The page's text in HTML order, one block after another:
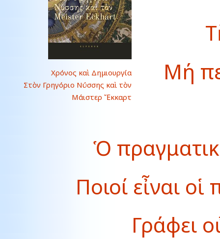
Χρόνος καὶ Δημιουργία
Στὸν Γρηγόριο Νύσσης καὶ τὸν
Μάιστερ Ἔκκαρτ
Μή
Ὁ
Ποιοί εἶναι
Γράφει